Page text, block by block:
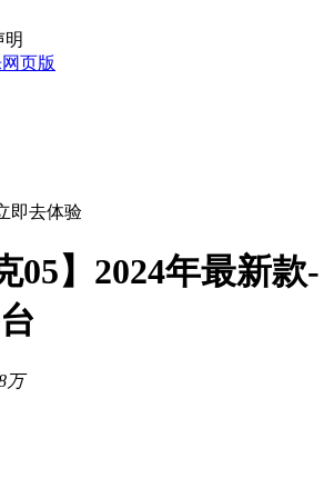
明
页版
即去体验
05】2024年最新款-
万